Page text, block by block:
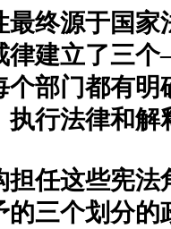
最终源于国家
律建立了三个
个部门都有明
执行法律和解
担任这些宪法
的三个划分的